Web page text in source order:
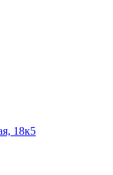
18к5